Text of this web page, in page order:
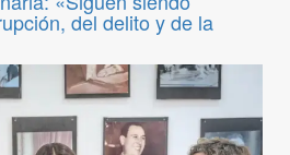
del delito y de la